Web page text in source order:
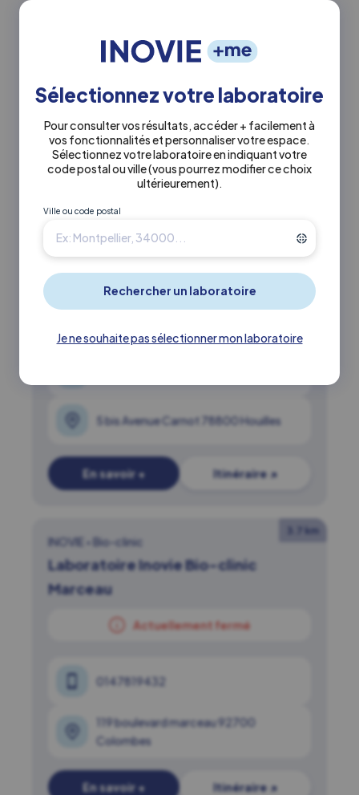
Sélectionnez votre laboratoire
Pour consulter vos résultats, accéder + facilement à
vos fonctionnalités et personnaliser votre espace.
Sélectionnez votre laboratoire en indiquant votre
code postal ou ville(vous pourrez modifier ce choix
ultérieurement)
Ville ou code postal
Je ne souhaite pas sélectionner mon laboratoire
92-94 avenue gabriel péri 95870
Bezons
En savoir + Itinéraire ↗
2.2 km
INOVIE•Biofutur
Inovie Biofutur Houilles
5 bis Avenue Carnot 78800 Houilles
En savoir + Itinéraire ↗
3.7 km
INOVIE • Bio-clinic
Laboratoire Inovie Bio-clinic
Marceau
Actuellement fermé
0147819432
119 boulevard marceau 92700
Colombes
En savoir + Itinéraire ↗